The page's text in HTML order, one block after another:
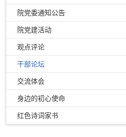
院党委通知公告
院党建活动
观点评论
干部论坛
交流体会
身边的初心使命
红色诗词家书